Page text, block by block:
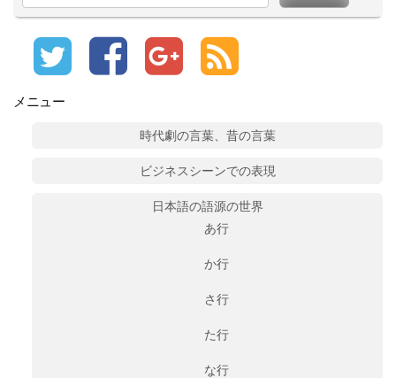
メニュー
時代劇の言葉、昔の言葉
ビジネスシーンでの表現
日本語の語源の世界
あ行
か行
さ行
た行
な行